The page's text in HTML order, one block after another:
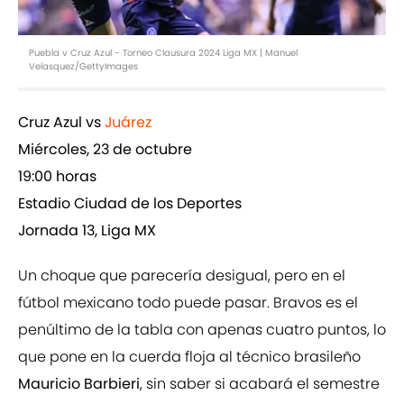
Puebla v Cruz Azul - Torneo Clausura 2024 Liga MX | Manuel
Velasquez/GettyImages
Cruz Azul vsJuárez
Miércoles, 23 de octubre
19:00 horas
Estadio Ciudad de los Deportes
Jornada 13, Liga MX
Un choque que parecería desigual, pero en el
fútbol mexicano todo puede pasar. Bravos es el
penúltimo de la tabla con apenas cuatro puntos, lo
que pone en la cuerda floja al técnico brasileño
Mauricio Barbieri, sin saber si acabará el semestre